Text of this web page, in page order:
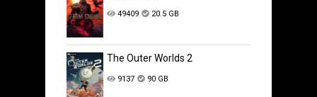
49409 20.5 GB
The Outer Worlds 2
9137 90 GB